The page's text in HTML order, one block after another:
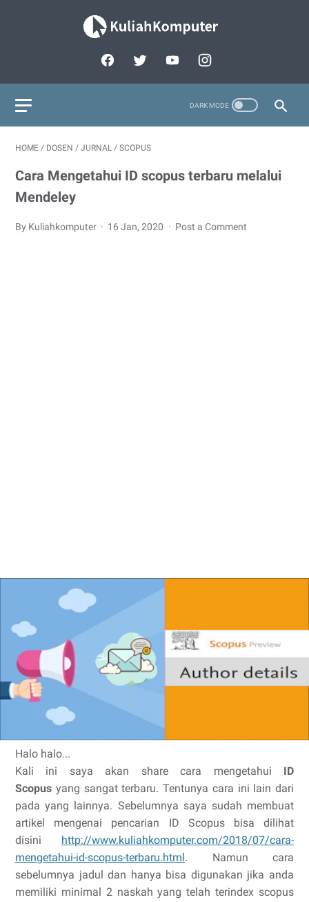
HOME / DOSEN / JURNAL / SCOPUS
Cara Mengetahui ID scopus terbaru melalui
Mendeley
By Kuliahkomputer 16 Jan, 2020 Post a Comment
Halo halo...
Kali ini saya akan share cara mengetahui ID
Scopus yang sangat terbaru. Tentunya cara ini lain dari
pada yang lainnya. Sebelumnya saya sudah membuat
artikel mengenai pencarian ID Scopus bisa dilihat
disini
http://www.kuliahkomputer.com/2018/07/cara-
mengetahui-id-scopus-terbaru.html . Namun cara
sebelumnya jadul dan hanya bisa digunakan jika anda
memiliki minimal 2 naskah yang telah terindex scopus